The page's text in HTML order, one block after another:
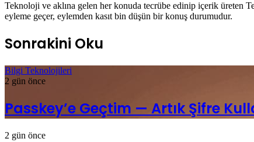
Teknoloji ve aklına gelen her konuda tecrübe edinip içerik üreten
eyleme geçer, eylemden kasıt bin düşün bir konuş durumudur.
Sonrakini Oku
Bilgi Teknolojileri
2 gün önce
Passkey’e Geçtim — Artık Şifre
2 gün önce